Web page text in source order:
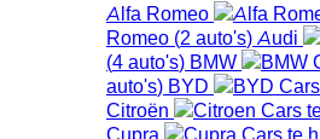
Alfa Romeo
Romeo (2 auto's) Audi
(4 auto's) BMW
auto's) BYD
Citroën